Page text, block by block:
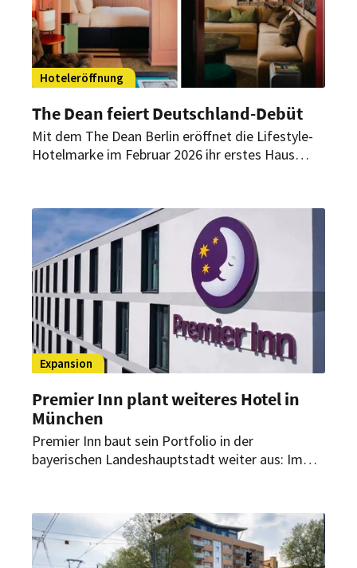
Hoteleröffnung
The Dean feiert Deutschland-Debüt
Mit dem The Dean Berlin eröffnet die Lifestyle-
Hotelmarke im Februar 2026 ihr erstes Haus
Hotel charakterstarkes Design, kuratierte Kunst
und ein ganztägiges Gastronomiekonzept.
Expansion
Premier Inn plant weiteres Hotel in
München
Premier Inn baut sein Portfolio in der
bayerischen Landeshauptstadt weiter aus: Im
Geplant ist ein Haus mit 190 Zimmern.